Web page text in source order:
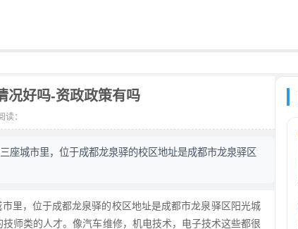
况好吗-资政政策有吗
读：
座城市里，位于成都龙泉驿的校区地址是成都市龙泉驿区
里，位于成都龙泉驿的校区地址是成都市龙泉驿区阳光城
师类的人才。像汽车维修，机电技术，电子技术这些都很